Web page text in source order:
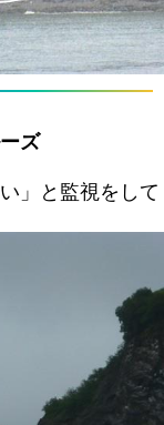
ズ
」と監視をして